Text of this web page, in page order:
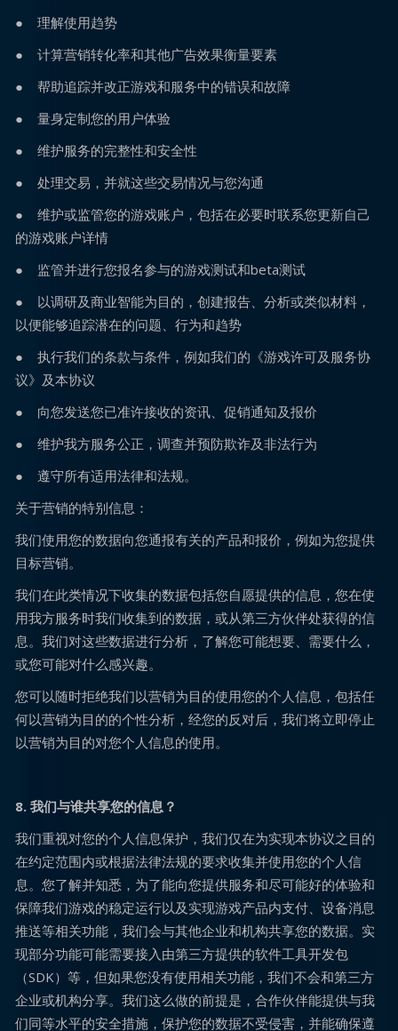
● 理解使用趋势
● 计算营销转化率和其他广告效果衡量要素
● 帮助追踪并改正游戏和服务中的错误和故障
● 量身定制您的用户体验
● 维护服务的完整性和安全性
● 处理交易，并就这些交易情况与您沟通
● 维护或监管您的游戏账户，包括在必要时联系您更新自己
的游戏账户详情
● 监管并进行您报名参与的游戏测试和beta测试
● 以调研及商业智能为目的，创建报告、分析或类似材料，
以便能够追踪潜在的问题、行为和趋势
● 执行我们的条款与条件，例如我们的《游戏许可及服务协
议》及本协议
● 向您发送您已准许接收的资讯、促销通知及报价
● 维护我方服务公正，调查并预防欺诈及非法行为
● 遵守所有适用法律和法规。
关于营销的特别信息：
我们使用您的数据向您通报有关的产品和报价，例如为您提供
目标营销。
我们在此类情况下收集的数据包括您自愿提供的信息，您在使
用我方服务时我们收集到的数据，或从第三方伙伴处获得的信
息。我们对这些数据进行分析，了解您可能想要、需要什么，
或您可能对什么感兴趣。
您可以随时拒绝我们以营销为目的使用您的个人信息，包括任
何以营销为目的的个性分析，经您的反对后，我们将立即停止
以营销为目的对您个人信息的使用。
8. 我们与谁共享您的信息？
我们重视对您的个人信息保护，我们仅在为实现本协议之目的
在约定范围内或根据法律法规的要求收集并使用您的个人信
息。您了解并知悉，为了能向您提供服务和尽可能好的体验和
保障我们游戏的稳定运行以及实现游戏产品内支付、设备消息
推送等相关功能，我们会与其他企业和机构共享您的数据。实
现部分功能可能需要接入由第三方提供的软件工具开发包
（SDK）等，但如果您没有使用相关功能，我们不会和第三方
企业或机构分享。我们这么做的前提是，合作伙伴能提供与我
们同等水平的安全措施，保护您的数据不受侵害，并能确保遵